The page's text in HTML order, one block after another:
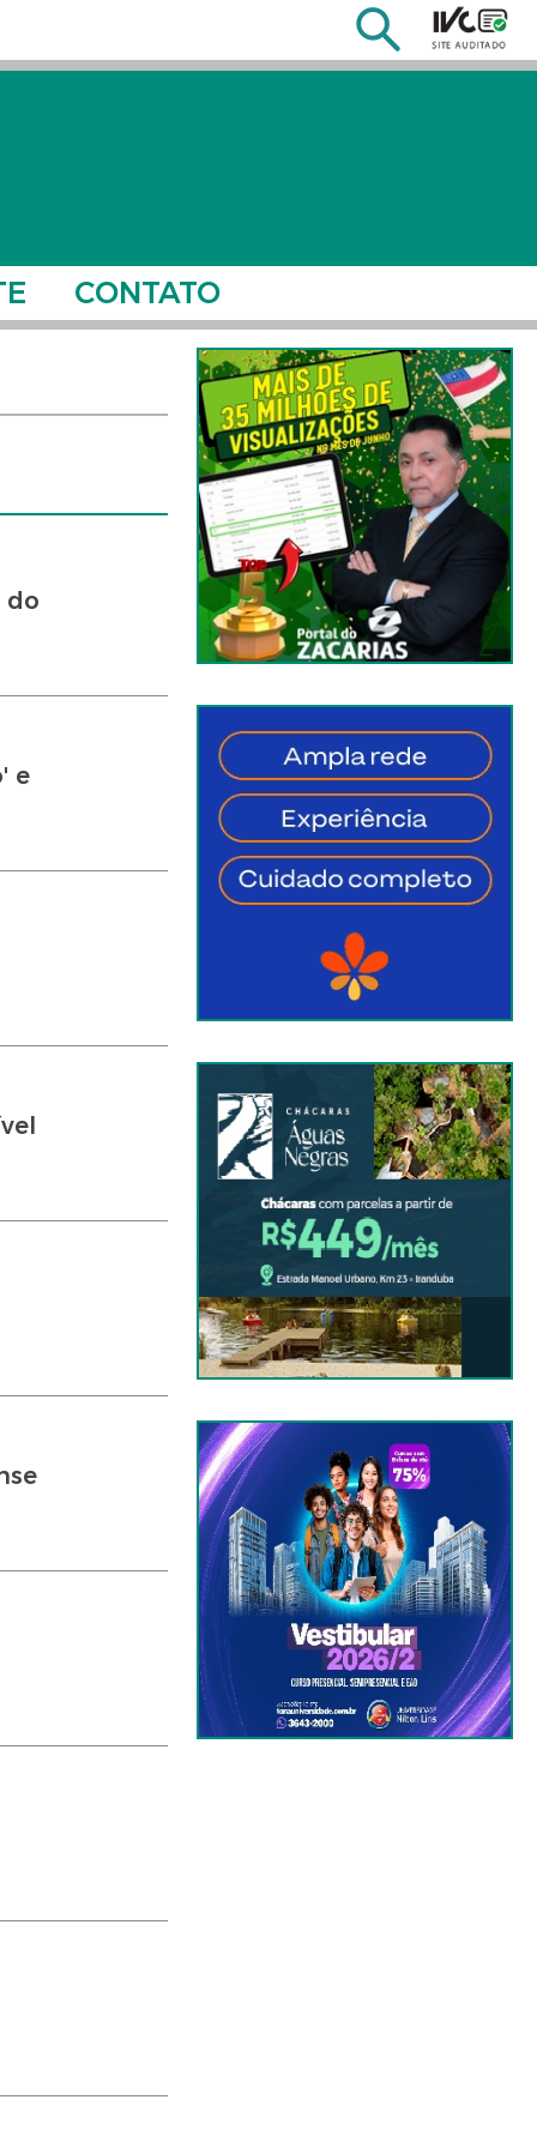
CONTATO
do
e